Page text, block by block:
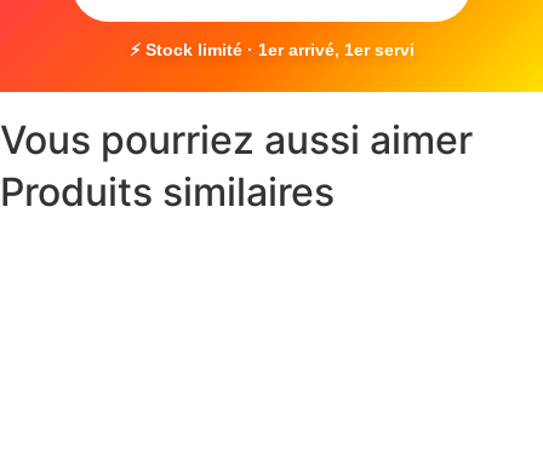
⚡ Stock limité · 1er arrivé, 1er servi
Vous pourriez aussi aimer
Produits similaires